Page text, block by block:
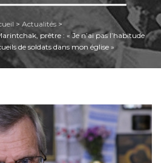
> Actualités>
prêtre : « Je n’ai pas l’habitude
de soldats dans mon église »